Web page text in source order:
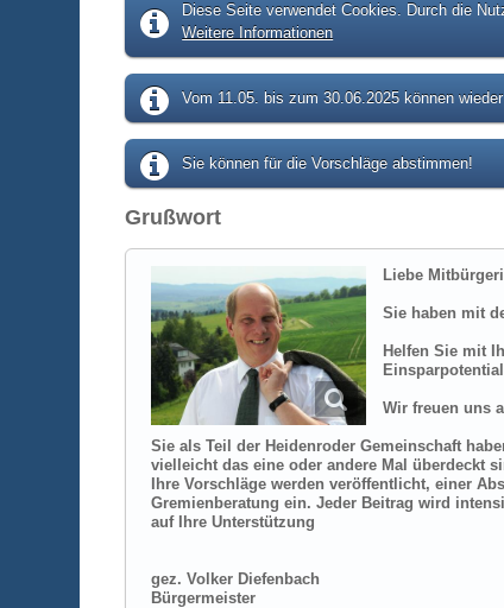
Diese Seite verwendet Cookies. Durch die
Weitere Informationen
Vom 11.05. bis zum 30.06.2025 können
Sie können für die Vorschläge abstimmen!
Grußwort
Liebe
Sie haben mit
Helfen Sie mit
Wir freuen uns
Sie als Teil der Heidenroder Gemeinschaft
vielleicht das eine oder andere Mal überdeckt
Ihre Vorschläge werden veröffentlicht, einer
Gremienberatung ein. Jeder Beitrag wird
auf Ihre Unterstützung
gez. Volker Diefenbach
Bürgermeister